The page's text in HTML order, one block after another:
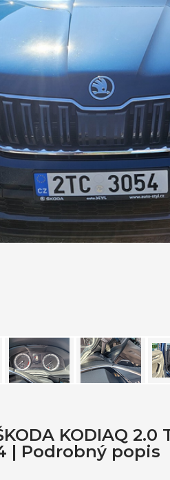
KODIAQ 2.0
| Podrobný popis